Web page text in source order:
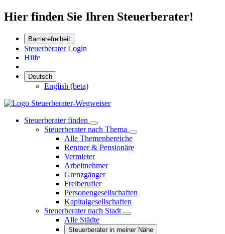
Hier finden Sie Ihren Steuerberater!
Barrierefreiheit
Steuerberater Login
Hilfe
Deutsch
English (beta)
Steuerberater finden
Steuerberater nach Thema
Alle Themenbereiche
Rentner & Pensionäre
Vermieter
Arbeitnehmer
Grenzgänger
Freiberufler
Personengesellschaften
Kapitalgesellschaften
Steuerberater nach Stadt
Alle Städte
Steuerberater in meiner Nähe